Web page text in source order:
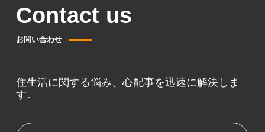
Contact us
お問い合わせ
住生活に関する悩み、心配事を迅速に解決しま
す。